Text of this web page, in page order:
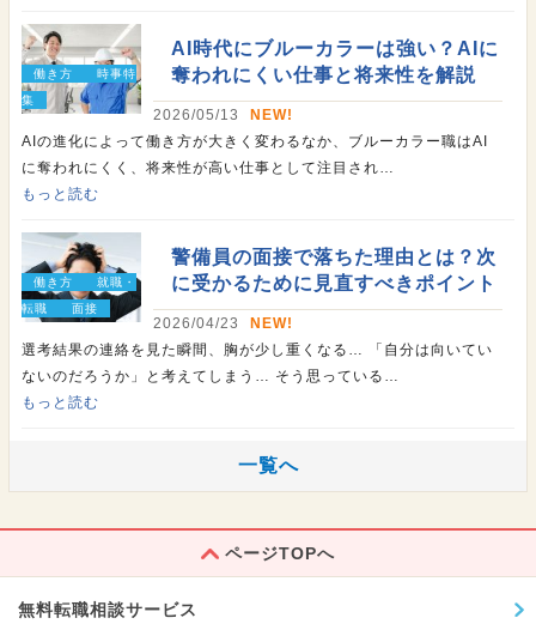
働き方
時事特
集
AI時代にブルーカラーは強い？AIに
奪われにくい仕事と将来性を解説
2026/05/13
NEW!
AIの進化によって働き方が大きく変わるなか、ブルーカラー職はAI
に奪われにくく、将来性が高い仕事として注目され…
もっと読む
働き方
就職・
転職
面接
警備員の面接で落ちた理由とは？次
に受かるために見直すべきポイント
2026/04/23
NEW!
選考結果の連絡を見た瞬間、胸が少し重くなる… 「自分は向いてい
ないのだろうか」と考えてしまう… そう思っている…
もっと読む
一覧へ
ページTOPへ
無料転職相談サービス